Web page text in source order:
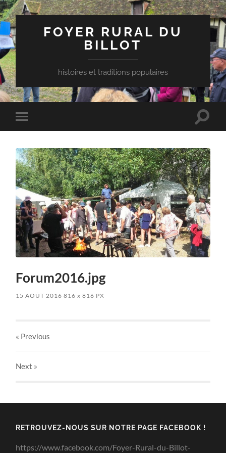
FOYER RURAL DU
BILLOT
histoires et traditions populaires
Toggle
mobile
Toggle
Forum2016.jpg
15 AOÛT 2016 816x 816 PX
« Previous
Next »
RETROUVEZ-NOUS SUR NOTRE PAGE FACEBOOK !
https://www.facebook.com/Foyer-Rural-du-Billot-